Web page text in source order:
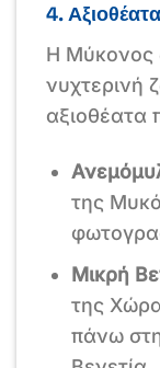
4. Αξιοθέατα
Η Μύκονος
νυχτερινή
αξιοθέατα
της
Μικρή
της
πάνω